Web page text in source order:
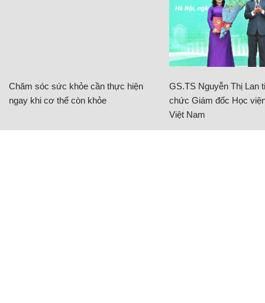
Chăm sóc sức khỏe cần thực hiện
ngay khi cơ thể còn khỏe
GS.TS Nguyễn Thị Lan
chức Giám đốc Học
Việt Nam